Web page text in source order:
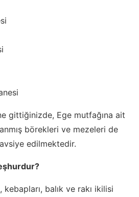
gittiğinizde, Ege mutfağına ait
börekleri ve mezeleri de
edilmektedir.
balık ve rakı ikilisi